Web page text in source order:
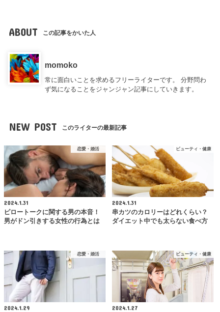
ABOUT この記事をかいた人
momoko
常に面白いことを求めるフリーライターです。 分野問わ
ず気になることをジャンジャン記事にしていきます。
NEW POST このライターの最新記事
恋愛・婚活
2024.1.31
ピロートークに関する男の本音！
男がドン引きする女性の行為とは
ビューティ・健康
2024.1.31
串カツのカロリーはどれくらい？
ダイエット中でも太らない食べ方
恋愛・婚活
2024.1.29
ビューティ・健康
2024.1.27